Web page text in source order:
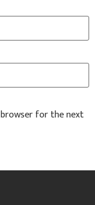
browser for the next